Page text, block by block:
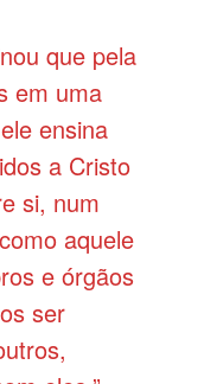
que pela
em uma
ensina
a Cristo
si, num
aquele
e órgãos
ser